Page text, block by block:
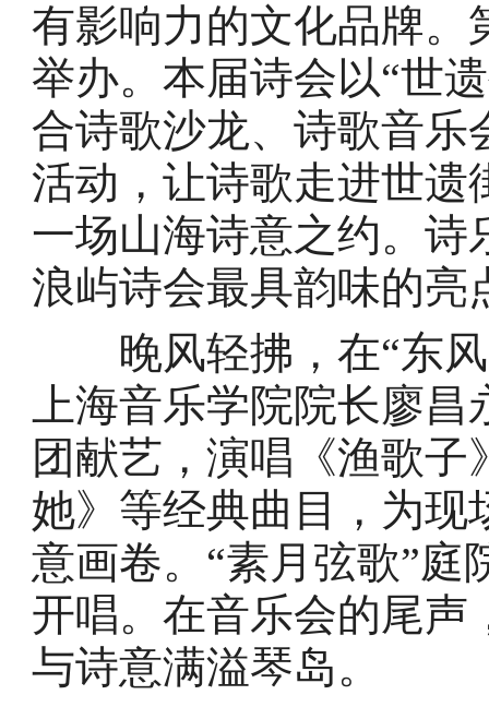
有影响力的文化品牌。
举办。本届诗会以“世
合诗歌沙龙、诗歌音乐
活动，让诗歌走进世遗
一场山海诗意之约。诗
浪屿诗会最具韵味的亮
晚风轻拂，在“东风
上海音乐学院院长廖昌
团献艺，演唱《渔歌
她》等经典曲目，为现
意画卷。“素月弦歌”
开唱。在音乐会的尾声
与诗意满溢琴岛。